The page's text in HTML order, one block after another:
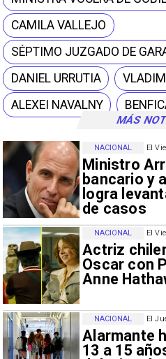
MÁS
El
Ministro
bancario y
logra
de casos
NACIONAL
El
Actriz
Oscar con
Anne
NACIONAL
El
Alarmante
13 a 15
NACIONAL
CAMILA VALLEJO
SÉPTIMO JUZGADO DE
DANIEL URRUTIA
ALEXEI NAVALNY